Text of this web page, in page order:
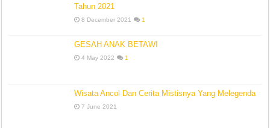
Tahun 2021
8 December 2021 1
GESAH ANAK BETAWI
4 May 2022 1
Wisata Ancol Dan Cerita Mistisnya Yang Melegenda
7 June 2021